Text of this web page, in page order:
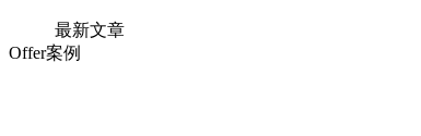
最新文章
Offer案例